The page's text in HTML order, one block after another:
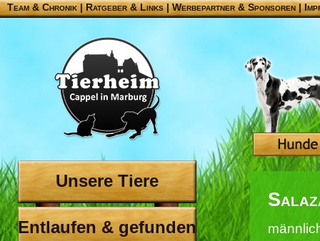
Team & Chronik |Ratgeber & Links|Werbepartner & Sponsoren|
Unsere Tiere
Entlaufen & gefunden